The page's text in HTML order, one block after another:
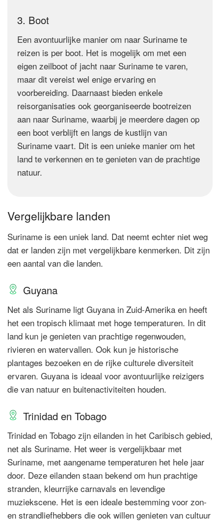
3. Boot
Een avontuurlijke manier om naar Suriname te
reizen is per boot. Het is mogelijk om met een
eigen zeilboot of jacht naar Suriname te varen,
maar dit vereist wel enige ervaring en
voorbereiding. Daarnaast bieden enkele
reisorganisaties ook georganiseerde bootreizen
aan naar Suriname, waarbij je meerdere dagen op
een boot verblijft en langs de kustlijn van
Suriname vaart. Dit is een unieke manier om het
land te verkennen en te genieten van de prachtige
natuur.
Vergelijkbare landen
Suriname is een uniek land. Dat neemt echter niet weg
dat er landen zijn met vergelijkbare kenmerken. Dit zijn
een aantal van die landen.
Guyana
Net als Suriname ligt Guyana in Zuid-Amerika en heeft
het een tropisch klimaat met hoge temperaturen. In dit
land kun je genieten van prachtige regenwouden,
rivieren en watervallen. Ook kun je historische
plantages bezoeken en de rijke culturele diversiteit
ervaren. Guyana is ideaal voor avontuurlijke reizigers
die van natuur en buitenactiviteiten houden.
Trinidad en Tobago
Trinidad en Tobago zijn eilanden in het Caribisch gebied,
net als Suriname. Het weer is vergelijkbaar met
Suriname, met aangename temperaturen het hele jaar
door. Deze eilanden staan bekend om hun prachtige
stranden, kleurrijke carnavals en levendige
muziekscene. Het is een ideale bestemming voor zon-
en strandliefhebbers die ook willen genieten van cultuur